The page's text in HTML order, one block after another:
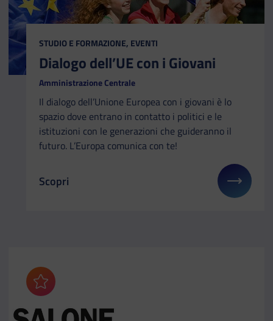
CATEGORIA:
STUDIO E FORMAZIONE, EVENTI
Dialogo dell’UE con i Giovani
Amministrazione Centrale
Il dialogo dell’Unione Europea con i giovani è lo
spazio dove entrano in contatto i politici e le
istituzioni con le generazioni che guideranno il
futuro. L’Europa comunica con te!
Il link ti porterà ad avere maggiori dettagli su:
Scopri
Aggiungi ai preferiti